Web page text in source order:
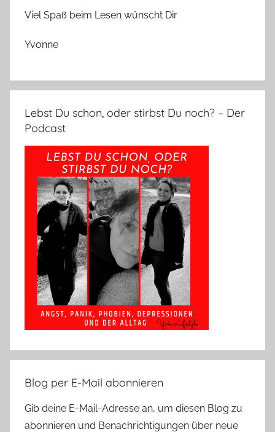
Viel Spaß beim Lesen wünscht Dir
Yvonne
Lebst Du schon, oder stirbst Du noch? – Der
Podcast
Blog per E-Mail abonnieren
Gib deine E-Mail-Adresse an, um diesen Blog zu
abonnieren und Benachrichtigungen über neue